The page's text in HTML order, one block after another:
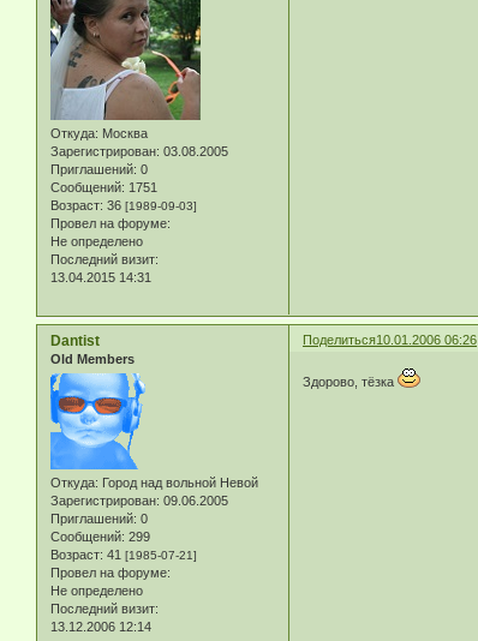
Откуда: Москва
Зарегистрирован: 03.08.2005
Приглашений: 0
Сообщений: 1751
Возраст: 36 [1989-09-03]
Провел на форуме:
Не определено
Последний визит:
13.04.2015 14:31
Поделиться10.01.2006 06:26
Dantist
Old Members
Откуда: Город над вольной Невой
Зарегистрирован: 09.06.2005
Приглашений: 0
Сообщений: 299
Возраст: 41 [1985-07-21]
Провел на форуме:
Не определено
Последний визит:
13.12.2006 12:14
Здорово, тёзка